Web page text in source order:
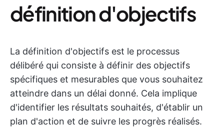
définition d'objectifs
La définition d'objectifs est le processus
délibéré qui consiste à définir des objectifs
spécifiques et mesurables que vous souhaitez
atteindre dans un délai donné. Cela implique
d'identifier les résultats souhaités, d'établir un
plan d'action et de suivre les progrès réalisés.